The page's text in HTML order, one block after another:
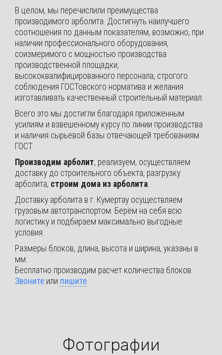
В целом, мы перечислили преимущества
производимого арболита. Достигнуть наилучшего
соотношения по данным показателям, возможно, при
наличии профессионального оборудования,
соизмеримого с мощностью производства
производственной площадки,
высококвалифицированного персонала, строгого
соблюдения ГОСТовского норматива и желания
изготавливать качественный строительный материал.
Всего это мы достигли благодаря приложенным
усилиям и взвешенному курсу по линии производства
и наличия сырьевой базы отвечающей требованиям
ГОСТ.
Производим арболит, реализуем, осуществляем
доставку до строительного объекта, разгрузку
арболита, строим дома из арболита
Доставку арболита в г. Кумертау осуществляем
грузовым автотранспортом. Берём на себя всю
логистику и подбираем максимально выгодные
условия.
Размеры блоков, длина, высота и ширина, указаны в
мм:
Бесплатно производим расчет количества блоков.
Звоните или пишите
Фотографии